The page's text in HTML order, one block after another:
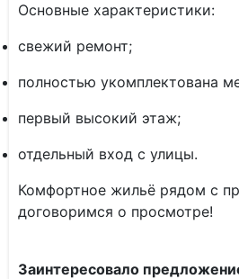
Основные характеристики:
свежий ремонт;
полностью укомплектована
первый высокий этаж;
отдельный вход с улицы.
Комфортное жильё рядом с
договоримся о просмотре!
Заинтересовало